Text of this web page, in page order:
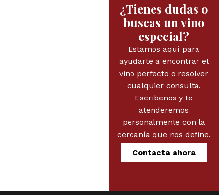
¿Tienes dudas o
buscas un vino
especial?
Estamos aquí para
ayudarte a encontrar el
vino perfecto o resolver
cualquier consulta.
Escríbenos y te
atenderemos
personalmente con la
cercanía que nos define.
Contacta ahora